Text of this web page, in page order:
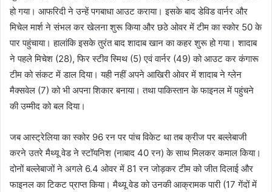
हो गया। आफरिदी ने उन्हें पगबाधा आउट कराया। इसके बाद डेविड वार्नर और
मिचेल मार्श ने संभल कर खेलना शुरू किया और छठे ओवर में टीम का स्कोर 50 के
पार पहुंचाया। हालांकि इसके तुरंत बाद शादाब खान का कहर शुरू हो गया। शादाब
ने पहले मिचेश (28), फिर स्टीव स्मिथ (5) एवं वार्नर (49) को आउट कर कंगारू
टीम को संकट में डाल दिया। यही नहीं अपने आखिरी ओवर में शादाब ने ग्लेन
मैक्सवेल (7) को भी अपना शिकार बनाया। तथा पाकिस्तान के फाइनल में पहुंचने
की उम्मीद को बल दिया।
जब आस्ट्रेलिया का स्कोर 96 रन पर पांच विकेट था तब क्रीज पर बल्लेबाजी
करने उतरे मैथ्यू वेड ने स्टॉयनिश (नाबाद 40 रन) के साथ मिलकर कमाल किया।
दोनों बल्लेबाजों ने अगले 6.4 ओवर में 81 रन जोड़कर टीम को जीत दिलाई और
फाइनल का टिकट प्राप्त किया। मैथ्यू वेड को उनकी आक्रामक पारी (17 गेंदों में